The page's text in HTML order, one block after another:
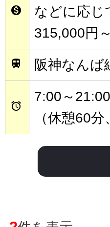

などに応
315,000円～
 阪神なんば

7:00～
（休憩60